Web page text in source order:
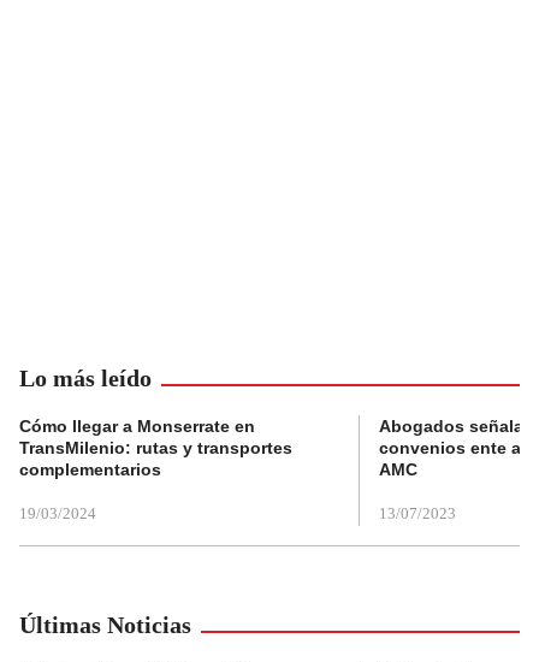
Lo más leído
Cómo llegar a Monserrate en
TransMilenio: rutas y transportes
complementarios
19/03/2024
Abogados
convenios ente
AMC
13/07/2023
Últimas Noticias